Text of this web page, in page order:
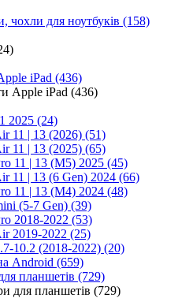
чохли для ноутбуків (158)
iPad (436)
Apple iPad (436)
2025 (24)
11 | 13 (2026) (51)
11 | 13 (2025) (65)
11 | 13 (M5) 2025 (45)
11 | 13 (6 Gen) 2024 (66)
11 | 13 (M4) 2024 (48)
(5-7 Gen) (39)
2018-2022 (53)
2019-2022 (25)
10.2 (2018-2022) (20)
Android (659)
планшетів (729)
для планшетів (729)